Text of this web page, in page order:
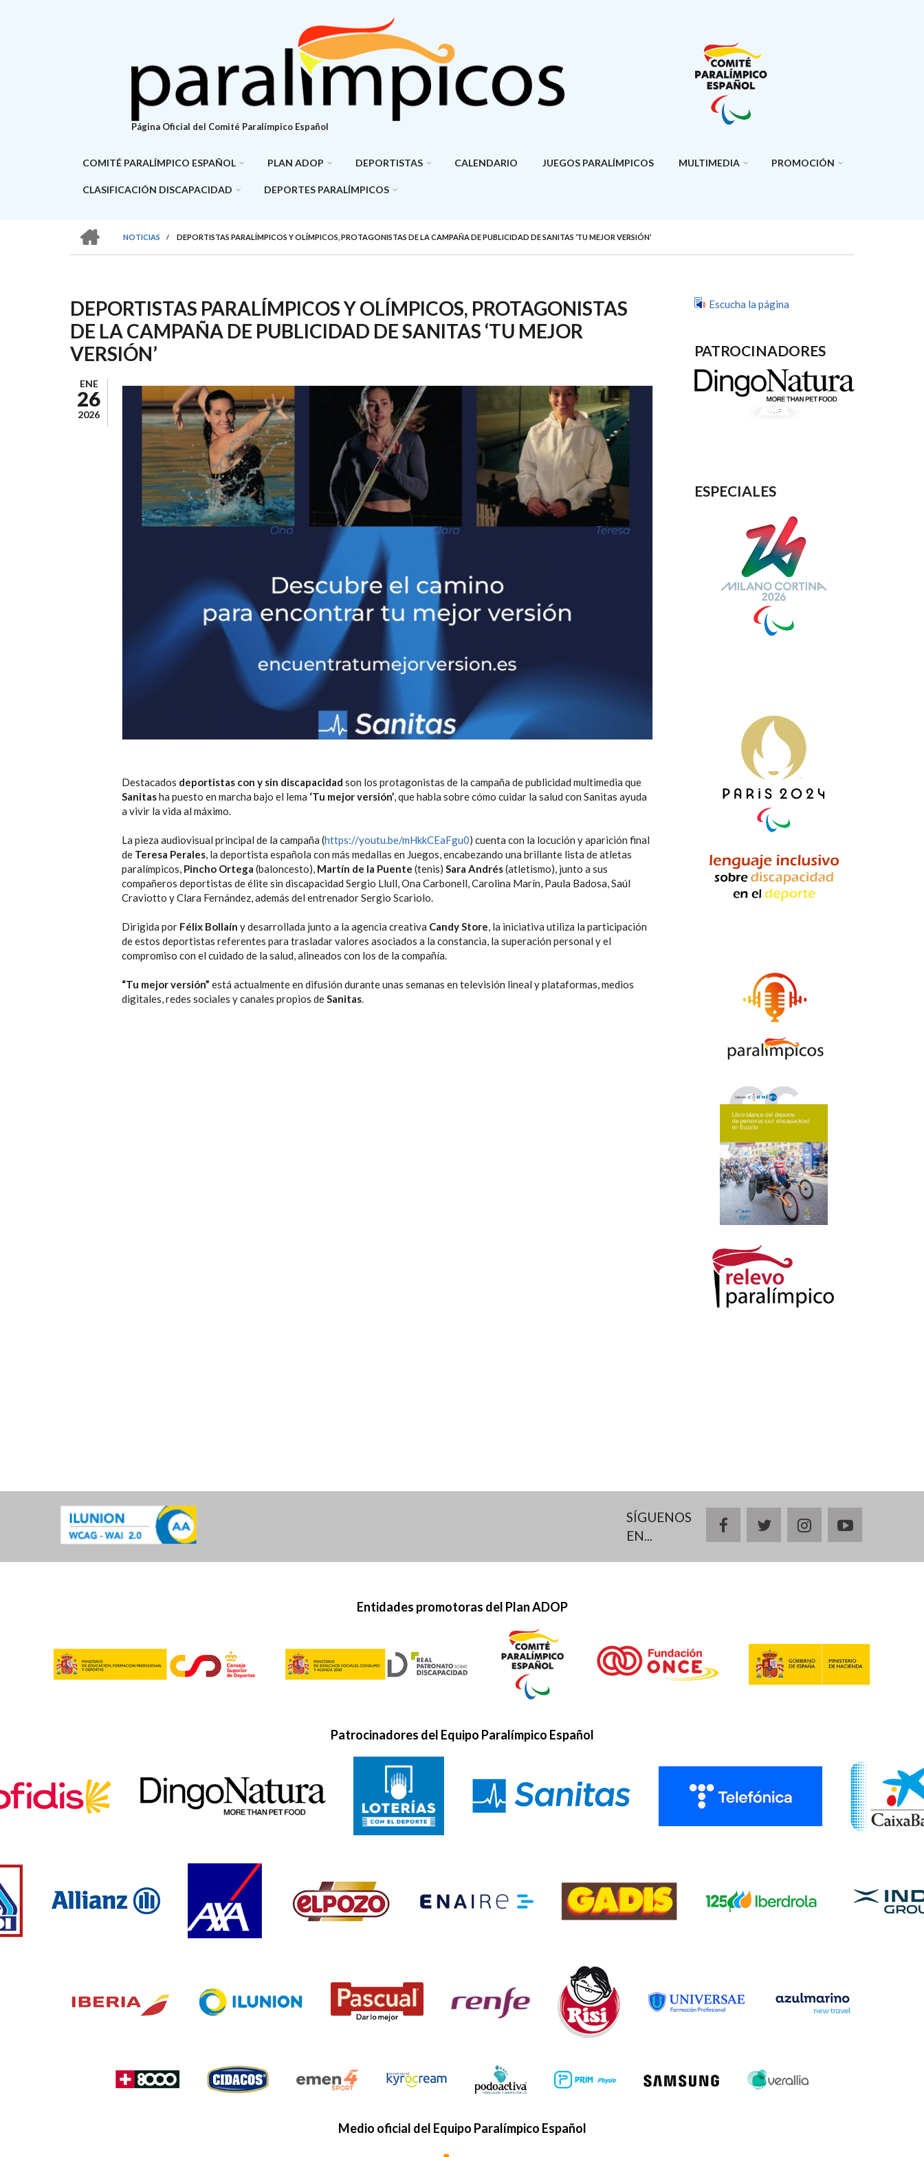
Página Oficial del Comité Paralímpico Español
COMITÉ PARALÍMPICO ESPAÑOL PLAN ADOP DEPORTISTAS CALENDARIO JUEGOS PARALÍMPICOS MULTIMEDIA PROMOCIÓN
CLASIFICACIÓN DISCAPACIDAD DEPORTES PARALÍMPICOS
SOBRESCRIBIR
DE
AYUDA
A
LA
NAVEGACIÓN
NOTICIAS
/ DEPORTISTAS PARALÍMPICOS Y OLÍMPICOS, PROTAGONISTAS DE LA CAMPAÑA DE PUBLICIDAD DE SANITAS ‘TU MEJOR VERSIÓN’
DEPORTISTAS PARALÍMPICOS Y OLÍMPICOS, PROTAGONISTAS
DE LA CAMPAÑA DE PUBLICIDAD DE SANITAS ‘TU MEJOR
VERSIÓN’
ENE
26
2026
Destacados deportistas con y sin discapacidad son los protagonistas de la campaña de publicidad multimedia que
Sanitasha puesto en marcha bajo el lema ‘Tu mejor versión’, que habla sobre cómo cuidar la salud con Sanitas ayuda
a vivir la vida al máximo.
La pieza audiovisual principal de la campaña (https://youtu.be/mHkkCEaFgu0) cuenta con la locución y aparición final
de Teresa Perales, la deportista española con más medallas en Juegos, encabezando una brillante lista de atletas
paralímpicos, Pincho Ortega (baloncesto), Martín de la Puente (tenis) Sara Andrés(atletismo), junto a sus
compañeros deportistas de élite sin discapacidad Sergio Llull, Ona Carbonell, Carolina Marín, Paula Badosa, Saúl
Craviotto y Clara Fernández, además del entrenador Sergio Scariolo.
Dirigida por Félix Bollaín y desarrollada junto a la agencia creativa Candy Store, la iniciativa utiliza la participación
de estos deportistas referentes para trasladar valores asociados a la constancia, la superación personal y el
compromiso con el cuidado de la salud, alineados con los de la compañía.
“Tu mejor versión” está actualmente en difusión durante unas semanas en televisión lineal y plataformas, medios
digitales, redes sociales y canales propios deSanitas.
Escucha la página
PATROCINADORES
ESPECIALES
SÍGUENOS
EN...
facebooktwitterinstagramyoutube
Entidades promotoras del Plan ADOP
Patrocinadores del Equipo Paralímpico Español
Medio oficial del Equipo Paralímpico Español